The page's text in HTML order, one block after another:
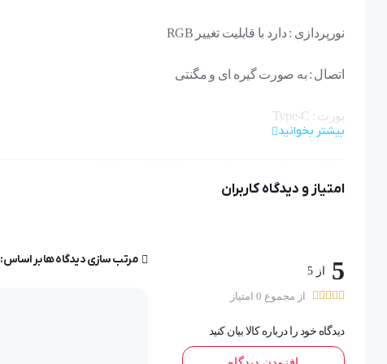
نورپردازی : دارد با قابلیت تغییر RGB
اتصال : به صورت گیره ای و مگنتی
پورت : Type-C
جنس : آلیاژ آلومینیوم + پلاستیک ABS
#مموگیم
توضیحات :
بیشتر بخوانید
امتیاز و دیدگاه کاربران
5 از 5
از مجموع 0 امتیاز
دیدگاه خود را درباره کالا بیان کنید
مرتب سازی دیدگاه ها بر اساس: